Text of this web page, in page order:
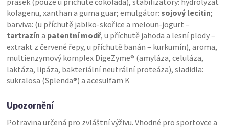
kolagenu, xanthan a guma guar; emulgátor:sojový lecitin;
barviva: (u příchutě jablko-skořice a meloun-jogurt –
tartrazín a patentní modř, u příchutě jahoda a lesní plody –
extrakt z červené řepy, u příchutě banán – kurkumín), aroma,
multienzymový komplex DigeZyme® (amyláza, celuláza,
laktáza, lipáza, bakteriální neutrální proteáza), sladidla:
sukralosa (Splenda®) a acesulfam K
Upozornění
Potravina určená pro zvláštní výživu. Vhodné pro sportovce a